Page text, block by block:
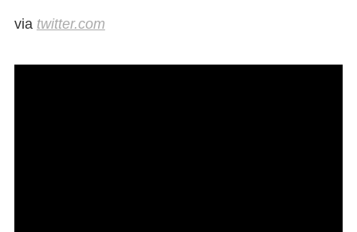
via twitter.com